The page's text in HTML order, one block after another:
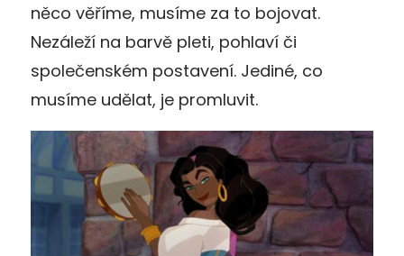
něco věříme, musíme za to bojovat.
Nezáleží na barvě pleti, pohlaví či
společenském postavení. Jediné, co
musíme udělat, je promluvit.